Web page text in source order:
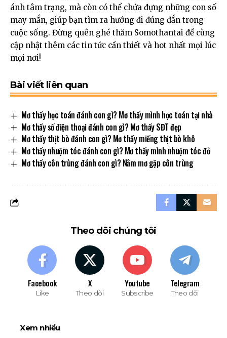
ánh tâm trạng, mà còn có thể chứa đựng những con số
may mắn, giúp bạn tìm ra hướng đi đúng đắn trong
cuộc sống. Đừng quên ghé thăm Somothantai để cùng
cập nhật thêm các tin tức cần thiết và hot nhất mọi lúc
mọi nơi!
Bài viết liên quan
Mơ thấy học toán đánh con gì? Mơ thấy mình học toán tại nhà
Mơ thấy số điện thoại đánh con gì? Mơ thấy SĐT đẹp
Mơ thấy thịt bò đánh con gì? Mơ thấy miếng thịt bò khô
Mơ thấy nhuộm tóc đánh con gì? Mơ thấy mình nhuộm tóc đỏ
Mơ thấy côn trùng đánh con gì? Nằm mơ gặp côn trùng
Theo dõi chúng tôi
Facebook
Like
X
Theo dõi
Youtube
Subscribe
Telegram
Theo dõi
Xem nhiều